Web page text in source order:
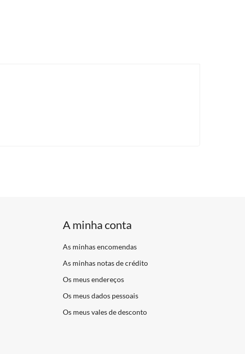
A minha conta
As minhas encomendas
As minhas notas de crédito
Os meus endereços
Os meus dados pessoais
Os meus vales de desconto